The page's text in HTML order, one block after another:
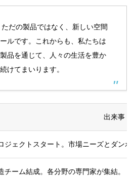
ただの製品ではなく、新しい空間
ルです。これからも、私たちは
品を通じて、人々の生活を豊か
けてまいります。
出来事
ジェクトスタート。市場ニーズとダンボ
チーム結成。各分野の専門家が集結。